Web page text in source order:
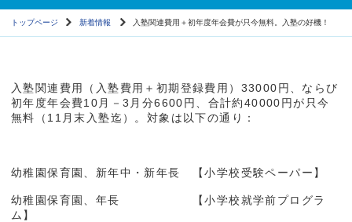
トップページ 新着情報 入塾関連費用＋初年度年会費が只今無料。入塾の好機！
入塾関連費用（入塾費用＋初期登録費用）33000円、ならび
初年度年会費10月－3月分6600円、合計約40000円が只今
無料（11月末入塾迄）。対象は以下の通り：
幼稚園保育園、新年中・新年長 【小学校受験ペーパー】
幼稚園保育園、年長 【小学校就学前プログラ
ム】